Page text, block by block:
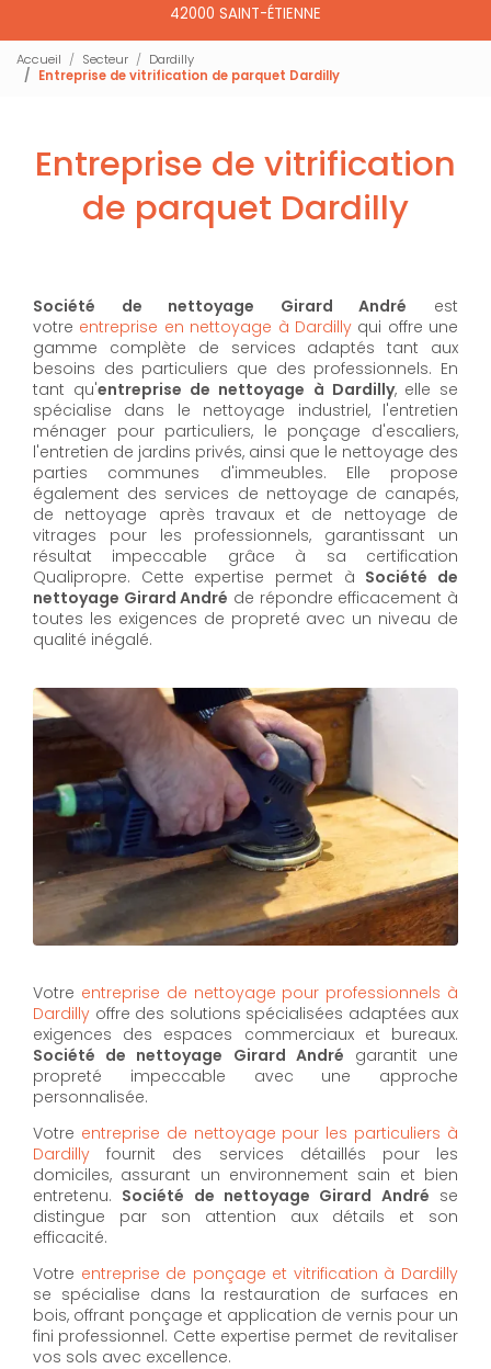
42000 SAINT-ÉTIENNE
Accueil Secteur
Dardilly
Entreprise de vitrification de parquet Dardilly
Entreprise de vitrification
de parquet Dardilly
Société de nettoyage Girard André est
votre entreprise en nettoyage à Dardillyqui offre une
gamme complète de services adaptés tant aux
besoins des particuliers que des professionnels. En
tant qu'entreprise de nettoyage à Dardilly, elle se
spécialise dans le nettoyage industriel, l'entretien
ménager pour particuliers, le ponçage d'escaliers,
l'entretien de jardins privés, ainsi que le nettoyage des
parties communes d'immeubles. Elle propose
également des services de nettoyage de canapés,
de nettoyage après travaux et de nettoyage de
vitrages pour les professionnels, garantissant un
résultat impeccable grâce à sa certification
Qualipropre. Cette expertise permet à Société de
nettoyage Girard André de répondre efficacement à
toutes les exigences de propreté avec un niveau de
qualité inégalé.
Votre entreprise de nettoyage pour professionnels à
Dardilly offre des solutions spécialisées adaptées aux
exigences des espaces commerciaux et bureaux.
Société de nettoyage Girard André garantit une
propreté impeccable avec une approche
personnalisée.
Votre entreprise de nettoyage pour les particuliers à
Dardilly fournit des services détaillés pour les
domiciles, assurant un environnement sain et bien
entretenu. Société de nettoyage Girard André se
distingue par son attention aux détails et son
efficacité.
Votre entreprise de ponçage et vitrification à Dardilly
se spécialise dans la restauration de surfaces en
bois, offrant ponçage et application de vernis pour un
fini professionnel. Cette expertise permet de revitaliser
vos sols avec excellence.